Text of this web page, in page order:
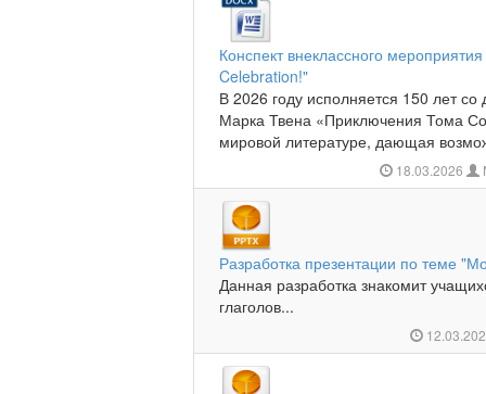
Конспект внеклассного
Celebration!"
В 2026 году исполняется 150 лет
Марка Твена «Приключения Тома
мировой литературе, дающая
18.03.2026
Разработка презентации по теме
Данная разработка знакомит
глаголов...